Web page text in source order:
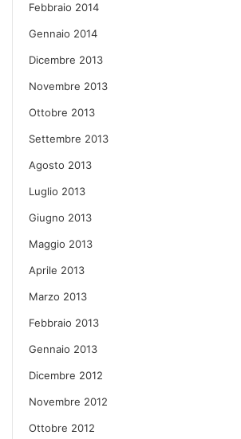
Febbraio 2014
Gennaio 2014
Dicembre 2013
Novembre 2013
Ottobre 2013
Settembre 2013
Agosto 2013
Luglio 2013
Giugno 2013
Maggio 2013
Aprile 2013
Marzo 2013
Febbraio 2013
Gennaio 2013
Dicembre 2012
Novembre 2012
Ottobre 2012